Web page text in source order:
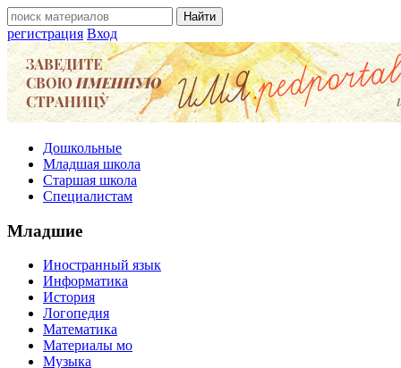
регистрация Вход
Дошкольные
Младшая школа
Старшая школа
Специалистам
Младшие
Иностранный язык
Информатика
История
Логопедия
Математика
Материалы мо
Музыка